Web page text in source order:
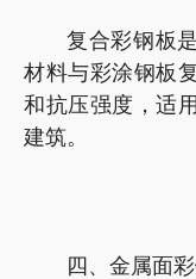
复合彩钢板
材料与彩涂钢板
和抗压强度，适
建筑。
四、金属面